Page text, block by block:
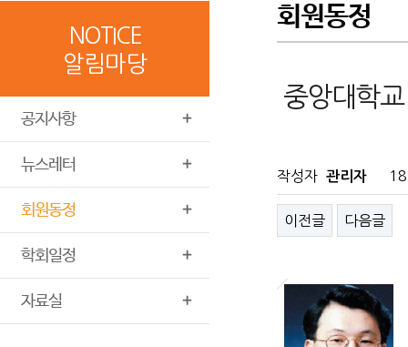
NOTICE
알림마당
공지사항
뉴스레터
회원동정
학회일정
자료실
회원동정
중앙대학
작성자 관리자
이전글 다음글